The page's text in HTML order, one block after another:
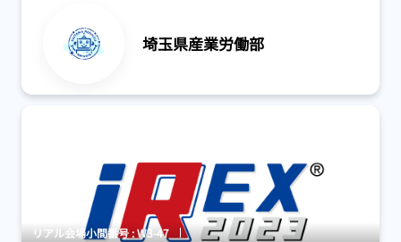
埼玉県産業労働部
リアル会場小間番号 : W3-47